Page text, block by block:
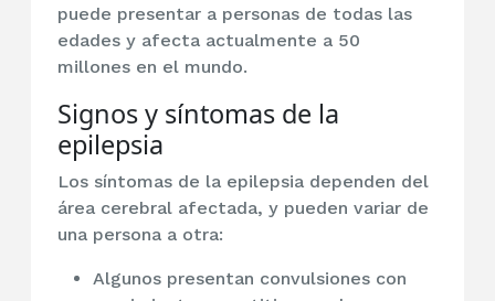
puede presentar a personas de todas las
edades y afecta actualmente a 50
millones en el mundo.
Signos y síntomas de la
epilepsia
Los síntomas de la epilepsia dependen del
área cerebral afectada, y pueden variar de
una persona a otra:
Algunos presentan convulsiones con